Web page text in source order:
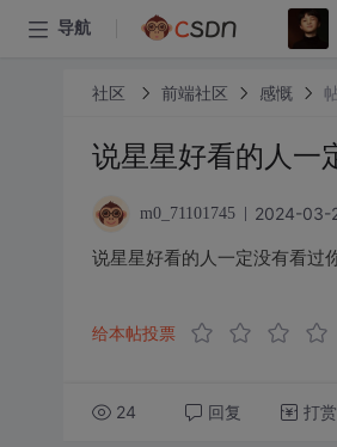
导航
社区 前端社区 感慨
说星星好看的人
m0_71101745 2024-03-
说星星好看的人一定没有看过
给本帖投票
24 回复 打赏